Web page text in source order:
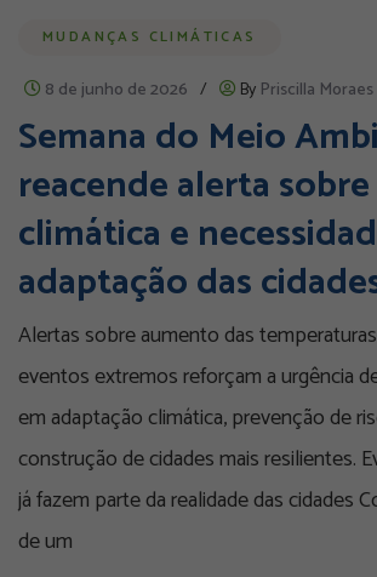
MUDANÇAS CLIMÁTICAS
8 de junho de 2026 / By Priscilla Moraes
Semana do Meio
reacende alerta
climática e
adaptação das
Alertas sobre aumento das
eventos extremos reforçam a urgência
em adaptação climática, prevenção de
construção de cidades mais resilientes.
já fazem parte da realidade das cidades
de um